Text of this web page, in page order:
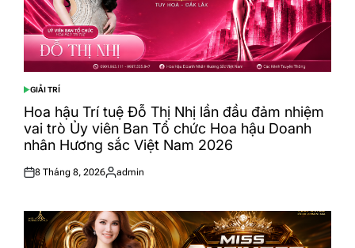
POSTED
IN
GIẢI TRÍ
Hoa hậu Trí tuệ Đỗ Thị Nhị lần đầu đảm nhiệm
vai trò Ủy viên Ban Tổ chức Hoa hậu Doanh
nhân Hương sắc Việt Nam 2026
Posted
8 Tháng 8, 2026
Posted
admin